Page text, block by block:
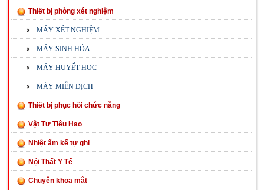
Thiết bị phòng xét nghiệm
MÁY XÉT NGHIỆM
MÁY SINH HÓA
MÁY HUYẾT HỌC
MÁY MIỄN DỊCH
Thiết bị phục hồi chức năng
Vật Tư Tiêu Hao
Nhiệt ẩm kế tự ghi
Nội Thất Y Tế
Chuyên khoa mắt